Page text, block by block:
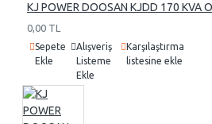
KJ POWER DOOSAN KJDD 170 KVA
0,00 TL
Sepete
Ekle
Alışveriş
Listeme
Ekle
Karşılaştırma
listesine ekle